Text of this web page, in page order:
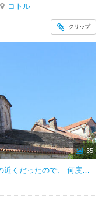
コトル
クリップ
35
コトルで滞在したホテルが北門の近くだったので、 何度も聖サンタマリア教会周辺をウロウロしました。 午後の旧市街の散策では、聖サンタマリア教会のブロンズの扉が開いていたので、 教会内を見学することができました。 聖サ